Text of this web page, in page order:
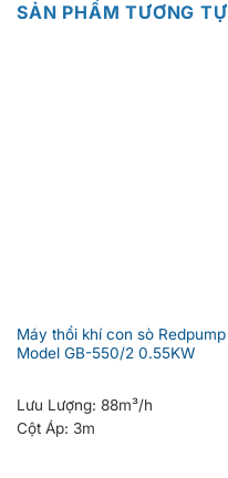
SẢN PHẨM TƯƠNG TỰ
Máy thổi khí con sò Redpump
Model GB-550/2 0.55KW
Lưu Lượng: 88m³/h
Cột Áp: 3m